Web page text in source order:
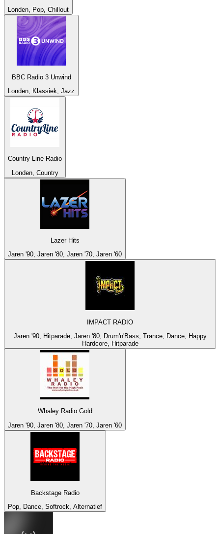
Londen, Pop, Chillout
BBC Radio 3 Unwind
Londen, Klassiek, Jazz
Country Line Radio
Londen, Country
Lazer Hits
Jaren '90, Jaren '80, Jaren '70, Jaren '60
IMPACT RADIO
Jaren '90, Hitparade, Jaren '80, Drum'n'Bass, Trance, Dance, Happy
Hardcore, Hitparade
Whaley Radio Gold
Jaren '90, Jaren '80, Jaren '70, Jaren '60
Backstage Radio
Pop, Dance, Softrock, Alternatief